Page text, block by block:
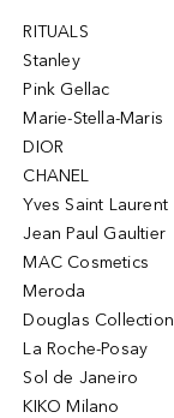
RITUALS
Stanley
Pink Gellac
Marie-Stella-Maris
DIOR
CHANEL
Yves Saint Laurent
Jean Paul Gaultier
MAC Cosmetics
Meroda
Douglas Collection
La Roche-Posay
Sol de Janeiro
KIKO Milano